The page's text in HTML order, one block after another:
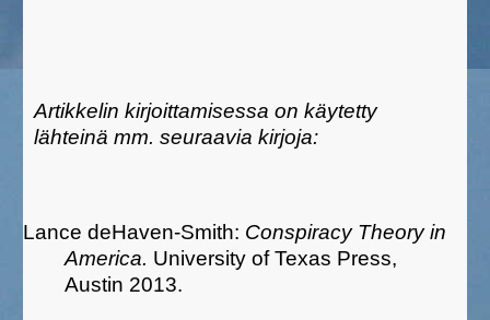
Artikkelin kirjoittamisessa on käytetty
lähteinä mm. seuraavia kirjoja:
Lance deHaven-Smith: Conspiracy Theory in
America. University of Texas Press,
Austin 2013.